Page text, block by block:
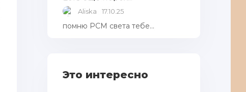
Aliska 17.10.25
помню РСМ cвета тебе...
Это интересно